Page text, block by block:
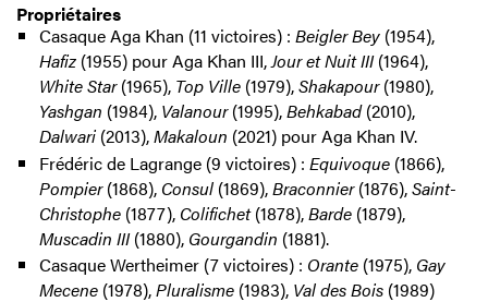
Propriétaires
Casaque Aga Khan (11 victoires) : Beigler Bey(1954),
Hafiz (1955) pour Aga Khan III,Jour et Nuit III(1964),
White Star(1965), Top Ville(1979),Shakapour(1980),
Yashgan (1984), Valanour(1995),Behkabad(2010),
Dalwari (2013),Makaloun (2021) pour Aga Khan IV.
Frédéric de Lagrange (9 victoires) : Equivoque (1866),
Pompier(1868), Consul(1869),Braconnier(1876),Saint-
Christophe(1877), Colifichet(1878),Barde (1879),
Muscadin III(1880), Gourgandin (1881).
Casaque Wertheimer (7 victoires) : Orante (1975), Gay
Mecene(1978),Pluralisme(1983), Val des Bois(1989)